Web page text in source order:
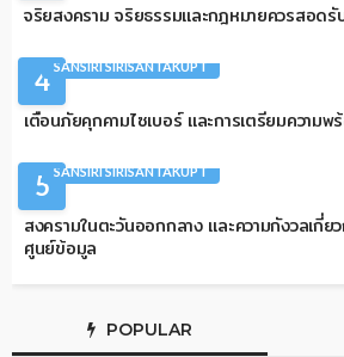
จริยสงคราม จริยธรรมและกฎหมายควรสอดรั
4 SANSIRI SIRISANTAKUPT
เตือนภัยคุกคามไซเบอร์ และการเตรียมความ
5 SANSIRI SIRISANTAKUPT
สงครามในตะวันออกกลาง และความกังวลเกี่
ศูนย์ข้อมูล
POPULAR